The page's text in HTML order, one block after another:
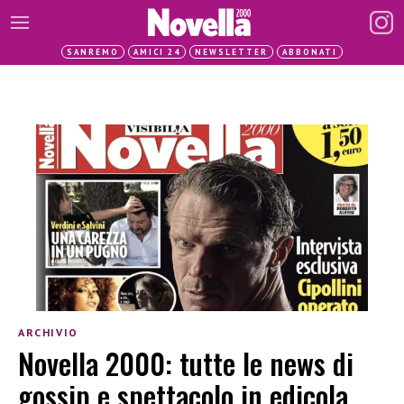
SANREMO AMICI 24 NEWSLETTER ABBONATI
ARCHIVIO
Novella 2000: tutte le news di